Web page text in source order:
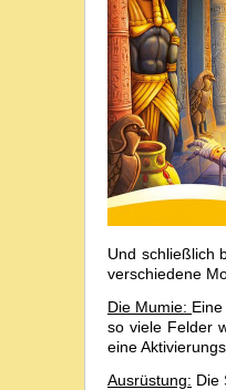
Und schließlich
verschiedene
Die Mumie:
so viele Felder
eine
Ausrüstung: Die